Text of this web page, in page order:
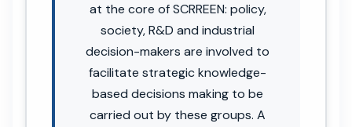
at the core of SCRREEN: policy,
society, R&D and industrial
decision-makers are involved to
facilitate strategic knowledge-
based decisions making to be
carried out by these groups. A